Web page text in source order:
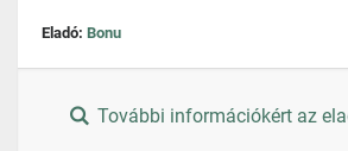
Eladó: Bonu
További információkért az